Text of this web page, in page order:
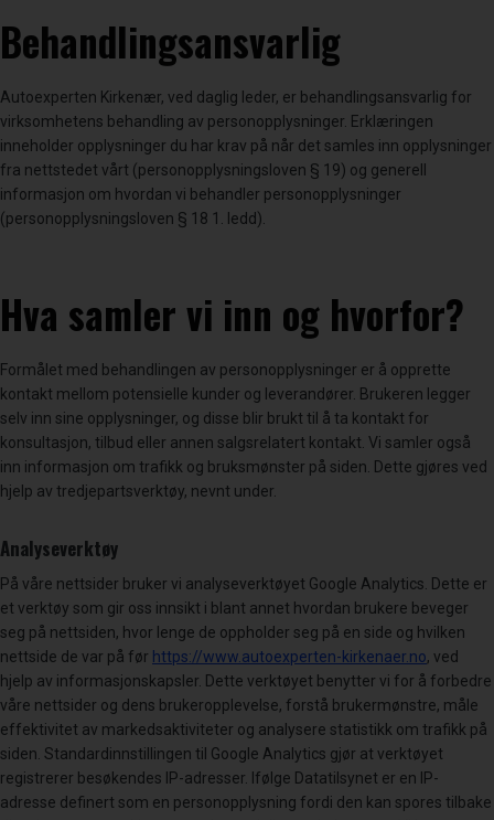
Behandlingsansvarlig
Autoexperten Kirkenær, ved daglig leder, er behandlingsansvarlig for
virksomhetens behandling av personopplysninger. Erklæringen
inneholder opplysninger du har krav på når det samles inn opplysninger
fra nettstedet vårt (personopplysningsloven § 19) og generell
informasjon om hvordan vi behandler personopplysninger
(personopplysningsloven § 18 1. ledd).
Hva samler vi inn og hvorfor?
Formålet med behandlingen av personopplysninger er å opprette
kontakt mellom potensielle kunder og leverandører. Brukeren legger
selv inn sine opplysninger, og disse blir brukt til å ta kontakt for
konsultasjon, tilbud eller annen salgsrelatert kontakt. Vi samler også
inn informasjon om trafikk og bruksmønster på siden. Dette gjøres ved
hjelp av tredjepartsverktøy, nevnt under.
Analyseverktøy
På våre nettsider bruker vi analyseverktøyet Google Analytics. Dette er
et verktøy som gir oss innsikt i blant annet hvordan brukere beveger
seg på nettsiden, hvor lenge de oppholder seg på en side og hvilken
nettside de var på før https://www.autoexperten-kirkenaer.no, ved
hjelp av informasjonskapsler. Dette verktøyet benytter vi for å forbedre
våre nettsider og dens brukeropplevelse, forstå brukermønstre, måle
effektivitet av markedsaktiviteter og analysere statistikk om trafikk på
siden. Standardinnstillingen til Google Analytics gjør at verktøyet
registrerer besøkendes IP-adresser. Ifølge Datatilsynet er en IP-
adresse definert som en personopplysning fordi den kan spores tilbake